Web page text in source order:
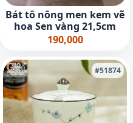
Bát tô nông men kem vẽ
hoa Sen vàng 21,5cm
190,000
#51874